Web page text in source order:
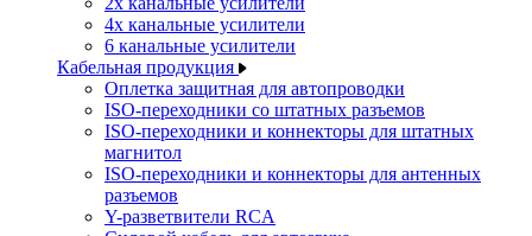
4х канальные усилители
6 канальные усилители
Кабельная продукция
Оплетка защитная для автопроводки
ISO-переходники со штатных разъемов
ISO-переходники и коннекторы для штатных
магнитол
ISO-переходники и коннекторы для антенных
разъемов
Y-разветвители RCA